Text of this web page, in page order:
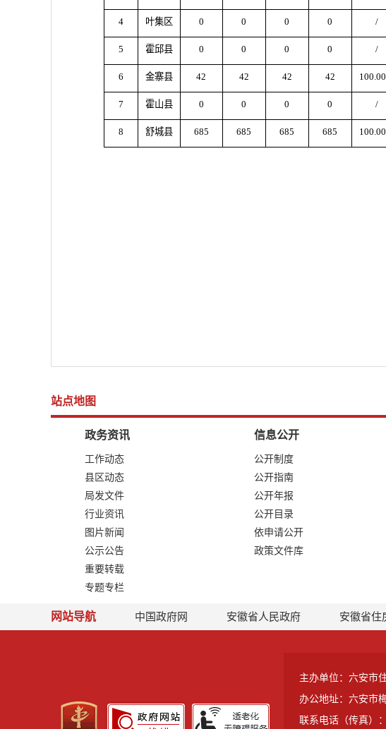
4 叶集区 0 0 0 0 /
5 霍邱县 0 0 0 0 /
6 金寨县 42 42 42 42
7 霍山县 0 0 0 0 /
8 舒城县 685 685 685 685
站点地图
政务资讯
工作动态
县区动态
局发文件
行业资讯
图片新闻
公示公告
重要转载
专题专栏
信息公开
公开制度
公开指南
公开年报
公开目录
依申请公开
政策文件库
网站导航 中国政府网 安徽省人民政府 安徽省住
主办单位：六安市
办公地址：六安市
联系电话（传真）